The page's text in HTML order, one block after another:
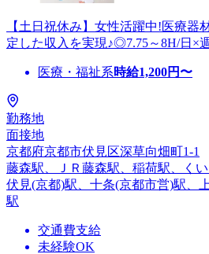
【土日祝休み】女性活躍中!医療器
定した収入を実現♪◎7.75～8H/日×
医療・福祉系時給1,200円〜
勤務地
面接地
京都府京都市伏見区深草向畑町1-1
藤森駅、ＪＲ藤森駅、稲荷駅、く
伏見(京都)駅、十条(京都市営)駅、
駅
交通費支給
未経験OK